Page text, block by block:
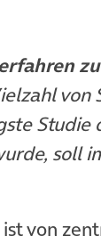
von
Studie
soll
ist von